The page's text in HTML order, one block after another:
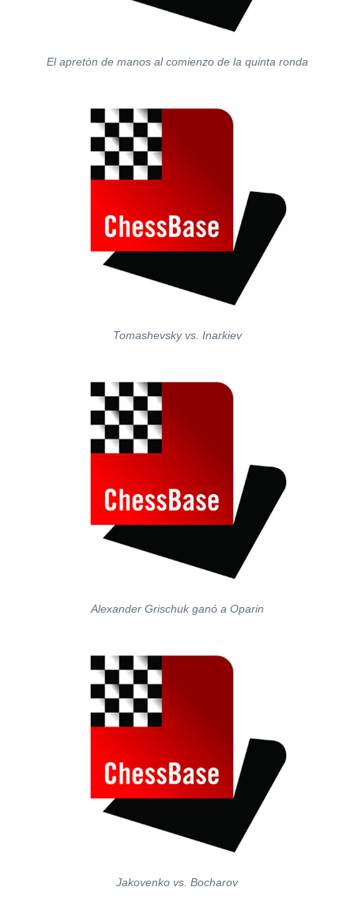
El apretón de manos al comienzo de la quinta ronda
Tomashevsky vs. Inarkiev
Alexander Grischuk ganó a Oparin
Jakovenko vs. Bocharov